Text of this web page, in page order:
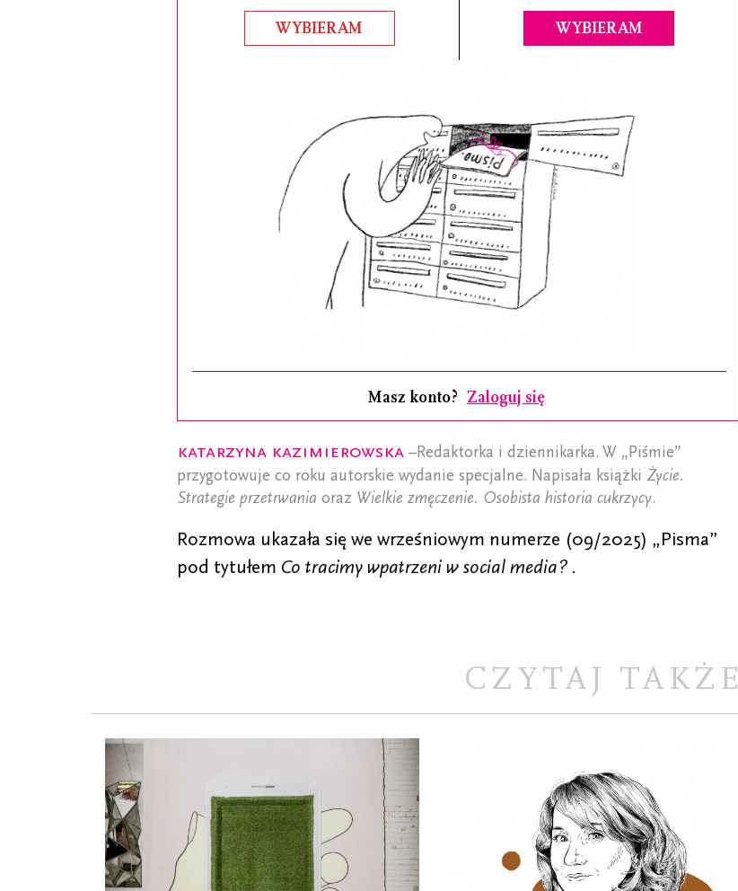
WYBIERAM WYBIERAM
Masz konto? Zaloguj się
Katarzyna Kazimierowska–Redaktorka i dziennikarka. W „Piśmie”
przygotowuje co roku autorskie wydanie specjalne. Napisała książki Życie.
Strategie przetrwania oraz Wielkie zmęczenie. Osobista historia cukrzycy.
Rozmowa ukazała się we wrześniowym numerze (09/2025) „Pisma”
pod tytułem Co tracimy wpatrzeni w social media? .
CZYTAJ TAKŻE